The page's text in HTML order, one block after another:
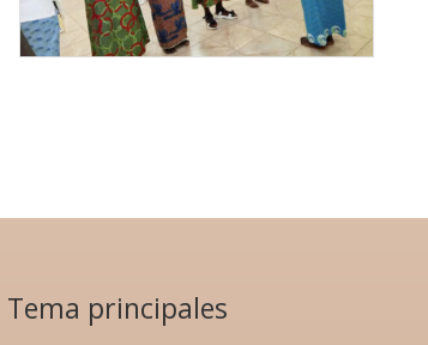
Tema principales